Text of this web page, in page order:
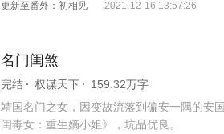
更新至番外：初相见 2021-12-16 13:57:26
名门闺煞
完结 权谋天下
159.32万字
靖国名门之女，因变故流落到偏安一隅的安
闺毒女：重生嫡小姐》，坑品优良。